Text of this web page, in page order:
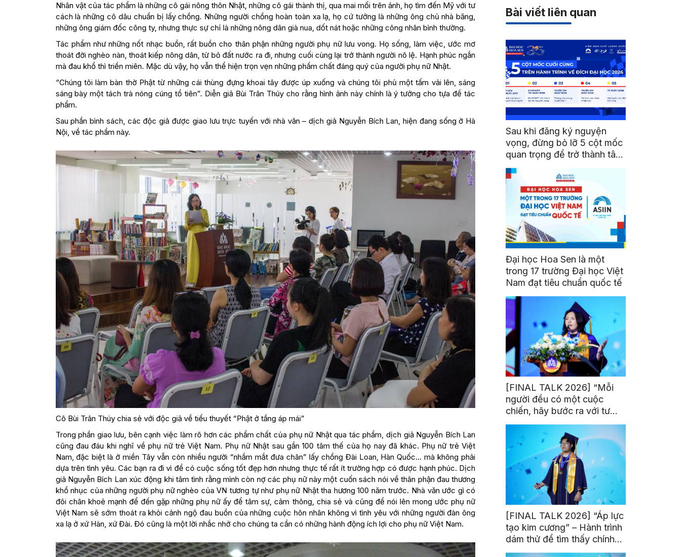
Nhân vật của tác phẩm là những cô gái nông thôn Nhật, những cô gái thành thị, qua mai mối trên ảnh, họ tìm đến Mỹ với tư
cách là những cô dâu chuẩn bị lấy chồng. Những người chồng hoàn toàn xa lạ, họ cứ tưởng là những ông chủ nhà băng,
những ông giám đốc công ty, nhưng thực sự chỉ là những nông dân già nua, dốt nát hoặc những công nhân bình thường.
Tác phẩm như những nốt nhạc buồn, rất buồn cho thân phận những người phụ nữ lưu vong. Họ sống, làm việc, ước mơ
thoát đời nghèo nàn, thoát kiếp nông dân, từ bỏ đất nước ra đi, nhưng cuối cùng lại trở thành người nô lệ. Hạnh phúc ngắn
mà đau khổ thì triền miên. Mặc dù vậy, họ vẫn thể hiện trọn vẹn những phẩm chất đáng quý của người phụ nữ Nhật.
“Chúng tôi làm bàn thờ Phật từ những cái thùng đựng khoai tây được úp xuống và chúng tôi phủ một tấm vải lên, sáng
sáng bày một tách trà nóng cúng tổ tiên”. Diễn giả Bùi Trân Thúy cho rằng hình ảnh này chính là ý tưởng cho tựa đề tác
phẩm.
Sau phần bình sách, các độc giả được giao lưu trực tuyến với nhà văn – dịch giả Nguyễn Bích Lan, hiện đang sống ở Hà
Nội, về tác phẩm này.
Cô Bùi Trân Thúy chia sẻ với độc giả về tiểu thuyết “Phật ở tầng áp mái”
Trong phần giao lưu, bên cạnh việc làm rõ hơn các phẩm chất của phụ nữ Nhật qua tác phẩm, dịch giả Nguyễn Bích Lan
cũng đau đáu khi nghĩ về phụ nữ trẻ Việt Nam. Phụ nữ Nhật sau gần 100 tâm thế của họ nay đã khác. Phụ nữ trẻ Việt
Nam, đặc biệt là ở miền Tây vẫn còn nhiều người “nhắm mắt đưa chân” lấy chồng Đài Loan, Hàn Quốc… mà không phải
dựa trên tình yêu. Các bạn ra đi vì để có cuộc sống tốt đẹp hơn nhưng thực tế rất ít trường hợp có được hạnh phúc. Dịch
giả Nguyễn Bích Lan xúc động khi tâm tình rằng mình còn nợ các phụ nữ này một cuốn sách nói về thân phận đau thương
khổ nhục của những người phụ nữ nghèo của VN tương tự như phụ nữ Nhật tha hương 100 năm trước. Nhà văn ước gì có
đôi chân khoẻ mạnh để đến gặp những phụ nữ ấy để tâm sự, cảm thông, chia sẻ và cũng để nói lên mong ước phụ nữ
Việt Nam sẽ sớm thoát ra khỏi cảnh ngộ đau buồn của những cuộc hôn nhân không vì tình yêu với những người đàn ông
xa lạ ở xứ Hàn, xứ Đài. Đó cũng là một lời nhắc nhở cho chúng ta cần có những hành động ích lợi cho phụ nữ Việt Nam.
Bài viết liên quan
Sau khi đăng ký nguyện
vọng, đừng bỏ lỡ 5 cột mốc
quan trọng để trở thành tân
sinh viên HSU
Đại học Hoa Sen là một
trong 17 trường Đại học Việt
Nam đạt tiêu chuẩn quốc tế
[FINAL TALK 2026] “Mỗi
người đều có một cuộc
chiến, hãy bước ra với tư
thế của người chiến thắng”
[FINAL TALK 2026] “Áp lực
tạo kim cương” – Hành trình
dám thử để tìm thấy chính
mình